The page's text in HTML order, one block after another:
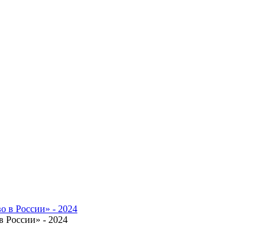
России» - 2024